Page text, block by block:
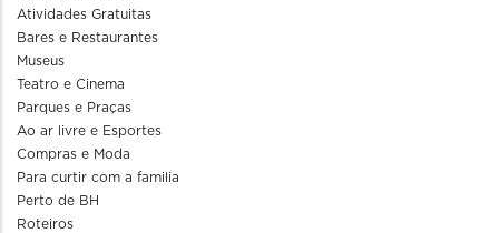
Atividades Gratuitas
Bares e Restaurantes
Museus
Teatro e Cinema
Parques e Praças
Ao ar livre e Esportes
Compras e Moda
Para curtir com a familia
Perto de BH
Roteiros